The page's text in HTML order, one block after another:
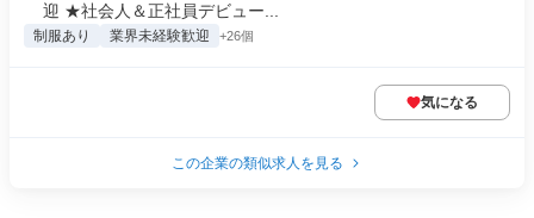
迎 ★社会人＆正社員デビュー...
制服あり 業界未経験歓迎 +26個
気になる
この企業の類似求人を見る